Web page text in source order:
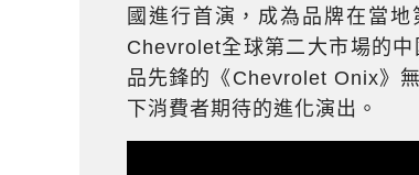
國進行首演，成為品牌在當
Chevrolet全球第二大市場的
品先鋒的《Chevrolet Onix》
下消費者期待的進化演出。